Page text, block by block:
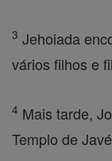
3 Jehoiada
vários filhos e
4 Mais tarde,
Templo de